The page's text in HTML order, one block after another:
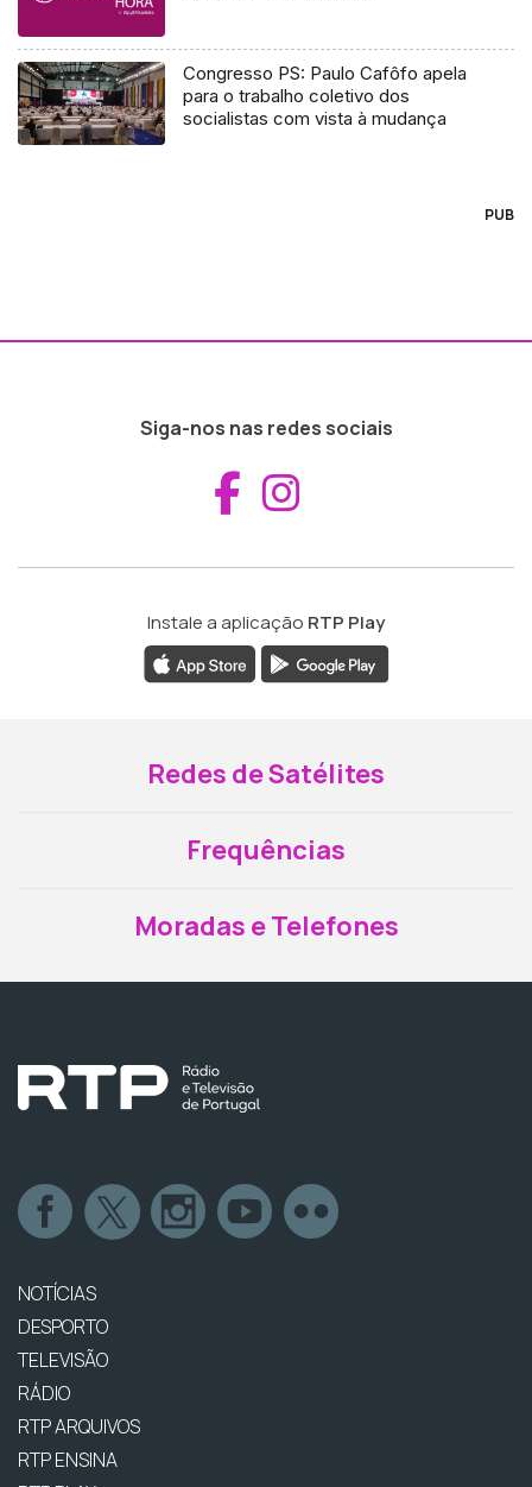
Congresso PS: Paulo Cafôfo apela
para o trabalho coletivo dos
socialistas com vista à mudança
PUB
Siga-nos nas redes sociais
Aceder ao
Instale a aplicação RTP Play
Redes de Satélites
Frequências
Moradas e Telefones
NOTÍCIAS
DESPORTO
TELEVISÃO
RÁDIO
RTP ARQUIVOS
RTP ENSINA